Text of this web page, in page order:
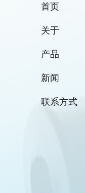
首页
关于
产品
新闻
联系方式